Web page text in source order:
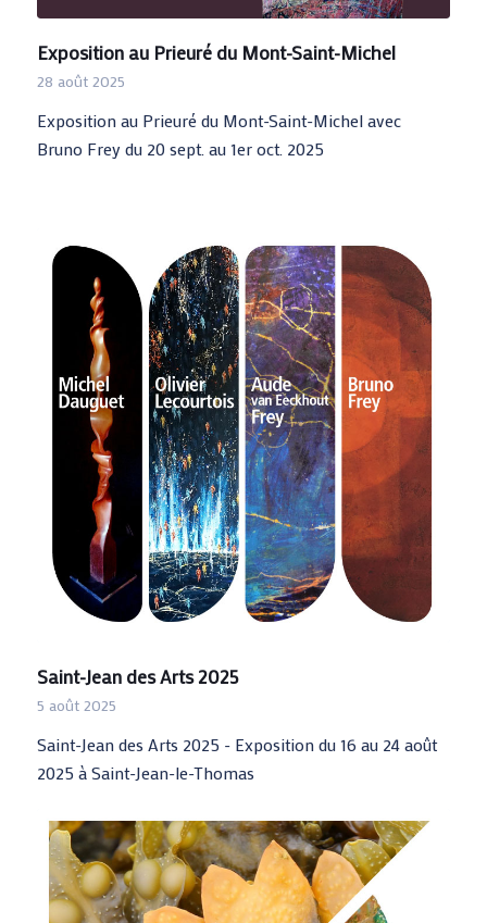
Exposition au Prieuré du Mont-Saint-Michel
28 août 2025
Exposition au Prieuré du Mont-Saint-Michel avec
Bruno Frey du 20 sept. au 1er oct. 2025
Saint-Jean des Arts 2025
5 août 2025
Saint-Jean des Arts 2025 - Exposition du 16 au 24 août
2025 à Saint-Jean-le-Thomas